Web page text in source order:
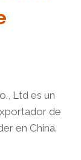
Ltd es un
de
en China.